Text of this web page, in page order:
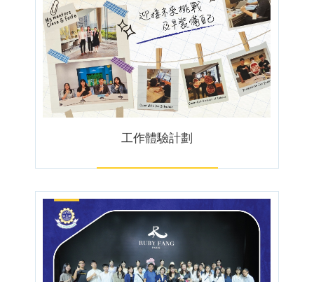
工作體驗計劃